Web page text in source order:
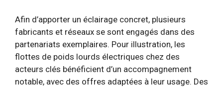
Afin d’apporter un éclairage concret, plusieurs
fabricants et réseaux se sont engagés dans des
partenariats exemplaires. Pour illustration, les
flottes de poids lourds électriques chez des
acteurs clés bénéficient d’un accompagnement
notable, avec des offres adaptées à leur usage. Des